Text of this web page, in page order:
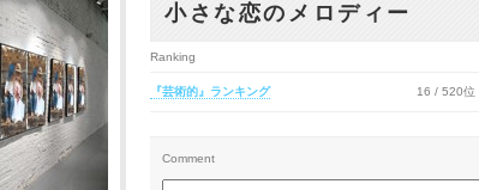
小さな恋のメロディー
Ranking
『芸術的』ランキング 16 / 520位
Comment